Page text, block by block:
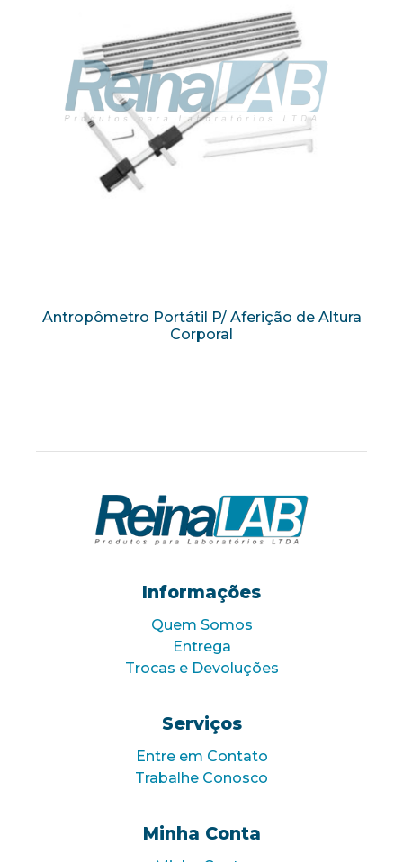
Antropômetro Portátil P/ Aferição de Altura
Corporal
Informações
Quem Somos
Entrega
Trocas e Devoluções
Serviços
Entre em Contato
Trabalhe Conosco
Minha Conta